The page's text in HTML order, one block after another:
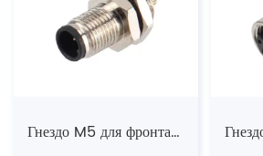
Гнездо M5 для фронтального монтажа (пайка, винт M5*0,5)